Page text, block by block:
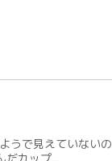
うで見えていないの
カップ...